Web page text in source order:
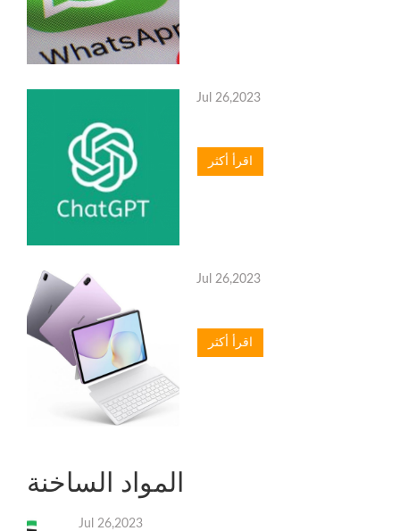
Jul 26,2023
اقرأ أكثر
Jul 26,2023
اقرأ أكثر
المواد الساخنة
Jul 26,2023